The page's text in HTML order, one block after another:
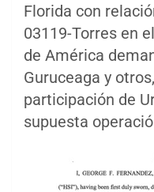
Florida con
03119-Torres en
de América
Guruceaga y
participación de
supuesta